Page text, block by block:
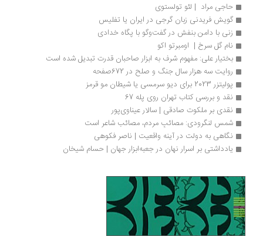
حاجی مراد  | لئو تولستوی
گویش فریدنی زبان گرجی در ایران یا تفلیس
زنی با دامن بنفش در گفت‌وگو با پگاه خدادی
نام گل سرخ |  اومبرتو اکو
بختیار علی: مفهوم شرف به ابزار صاحبان قدرت تبدیل شده است
روایت سه هزار سال جنگ و صلح در 672صفحه
پولیتزر 2023 برای دیو سرمسی یا شیطان مو قرمز
نقد و بررسی کتاب تهران روی پله 67
نقدی بر ملکوت صادقی | سالار عیناوی‌پور
شمس لنگرودی: مصائبِ مردم، مصائب شاعر است
نگاهی به دولت در آینه واقعیت | ناصر فکوهی
یادداشتی بر اسرار نهان در جعبه‌ابزار جهان | حسام شیخان